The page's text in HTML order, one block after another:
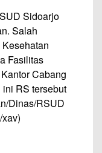
Sidoarjo
Salah
Fasilitas
Cabang
RS tersebut
Dinas/RSUD